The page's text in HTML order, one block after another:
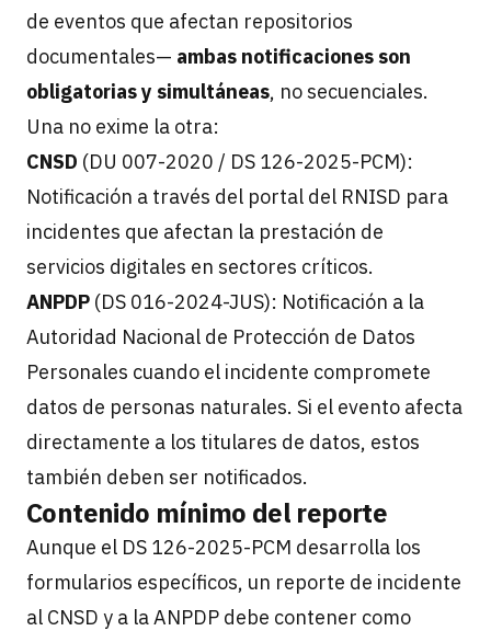
de eventos que afectan repositorios
documentales— ambas notificaciones son
obligatorias y simultáneas, no secuenciales.
Una no exime la otra:
CNSD (DU 007-2020 / DS 126-2025-PCM):
Notificación a través del portal del RNISD para
incidentes que afectan la prestación de
servicios digitales en sectores críticos.
ANPDP (DS 016-2024-JUS): Notificación a la
Autoridad Nacional de Protección de Datos
Personales cuando el incidente compromete
datos de personas naturales. Si el evento afecta
directamente a los titulares de datos, estos
también deben ser notificados.
Contenido mínimo del reporte
Aunque el DS 126-2025-PCM desarrolla los
formularios específicos, un reporte de incidente
al CNSD y a la ANPDP debe contener como